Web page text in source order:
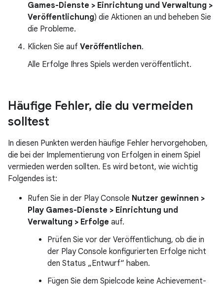
Games-Dienste > Einrichtung und Verwaltung >
Veröffentlichung) die Aktionen an und beheben Sie
die Probleme.
Klicken Sie auf Veröffentlichen.
Alle Erfolge Ihres Spiels werden veröffentlicht.
Häufige Fehler, die du vermeiden
solltest
In diesen Punkten werden häufige Fehler hervorgehoben,
die bei der Implementierung von Erfolgen in einem Spiel
vermieden werden sollten. Es wird betont, wie wichtig
Folgendes ist:
Rufen Sie in der Play Console Nutzer gewinnen >
Play Games-Dienste > Einrichtung und
Verwaltung > Erfolge auf.
Prüfen Sie vor der Veröffentlichung, ob die in
der Play Console konfigurierten Erfolge nicht
den Status „Entwurf“ haben.
Fügen Sie dem Spielcode keine Achievement-